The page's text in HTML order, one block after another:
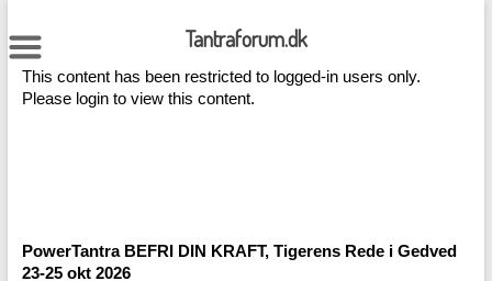
to
content
This content has been restricted to logged-in users only.
Please login to view this content.
PowerTantra BEFRI DIN KRAFT, Tigerens Rede i Gedved
23-25 okt 2026
Tantraforum.dk